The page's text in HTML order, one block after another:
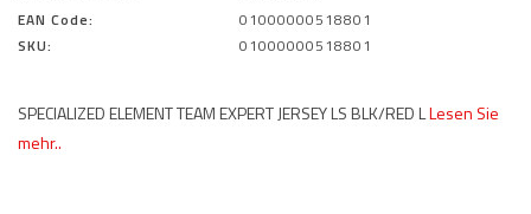
EAN Code:
01000000518801
SKU:
01000000518801
SPECIALIZED ELEMENT TEAM EXPERT JERSEY LS BLK/RED LLesen Sie
mehr..